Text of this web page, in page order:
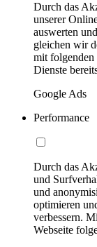
Durch das
unserer
auswerten
gleichen wir
mit folgenden
Dienste
Google Ads
Performance
Durch das
und
und
optimieren
verbessern.
Webseite